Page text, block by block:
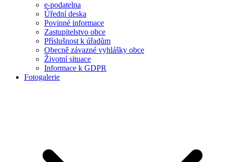
e-podatelna
Úřední deska
Povinné informace
Zastupitelstvo obce
Příslušnost k úřadům
Obecně závazné vyhlášky obce
Životní situace
Informace k GDPR
Fotogalerie